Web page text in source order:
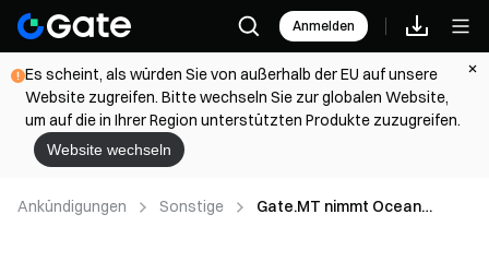
Anmelden
Es scheint, als würden Sie von außerhalb der EU auf unsere
Website zugreifen. Bitte wechseln Sie zur globalen Website,
um auf die in Ihrer Region unterstützten Produkte zuzugreifen.
Website wechseln
Ankündigungen Sonstige
Gate.MT nimmt Ocean